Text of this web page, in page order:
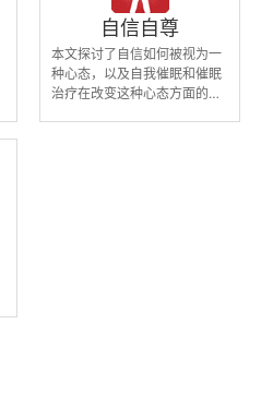
自信自尊
本文探讨了自信如何被视为一
种心态，以及自我催眠和催眠
治疗在改变这种心态方面的潜